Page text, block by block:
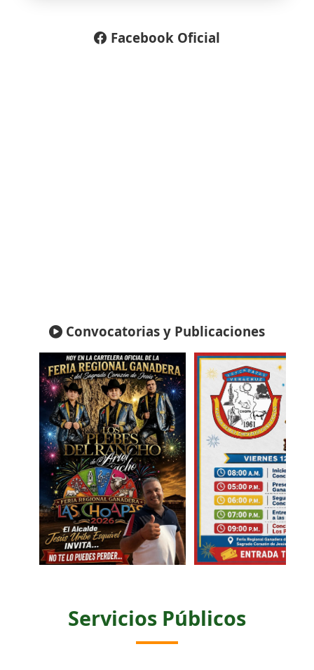
Facebook Oficial
Convocatorias y Publicaciones
Servicios Públicos